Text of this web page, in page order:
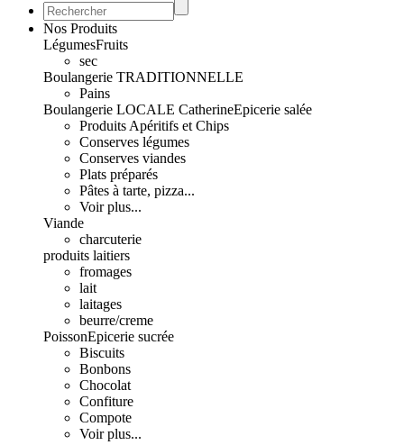
Nos Produits
LégumesFruits
sec
Boulangerie TRADITIONNELLE
Pains
Boulangerie LOCALE CatherineEpicerie salée
Produits Apéritifs et Chips
Conserves légumes
Conserves viandes
Plats préparés
Pâtes à tarte, pizza...
Voir plus...
Viande
charcuterie
produits laitiers
fromages
lait
laitages
beurre/creme
PoissonEpicerie sucrée
Biscuits
Bonbons
Chocolat
Confiture
Compote
Voir plus...